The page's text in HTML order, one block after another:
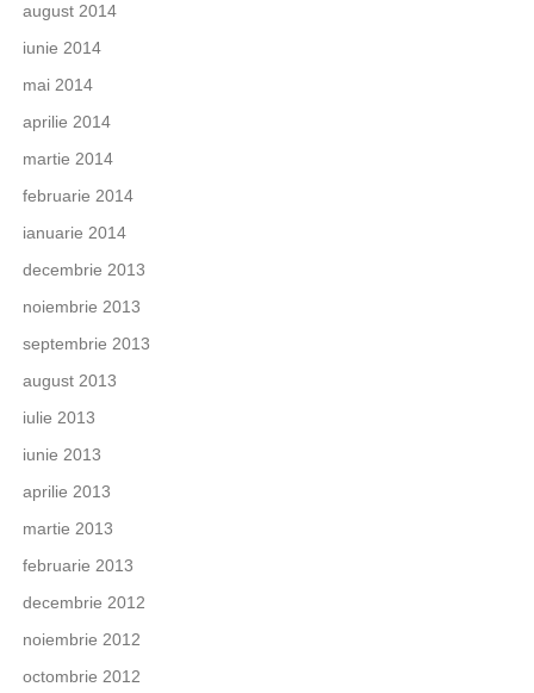
august 2014
iunie 2014
mai 2014
aprilie 2014
martie 2014
februarie 2014
ianuarie 2014
decembrie 2013
noiembrie 2013
septembrie 2013
august 2013
iulie 2013
iunie 2013
aprilie 2013
martie 2013
februarie 2013
decembrie 2012
noiembrie 2012
octombrie 2012